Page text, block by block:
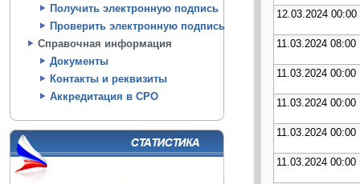
Получить электронную подпись
Проверить электронную подпись
Справочная информация
Документы
Контакты и реквизиты
Аккредитация в СРО
12.03.2024 00:00
11.03.2024 08:00
11.03.2024 00:00
11.03.2024 00:00
11.03.2024 00:00
11.03.2024 00:00